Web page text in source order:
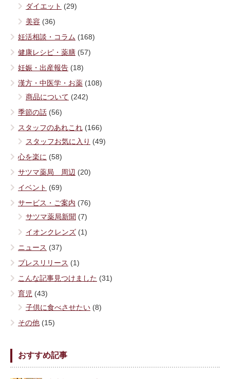
ダイエット (29)
美容 (36)
妊活相談・コラム (168)
健康レシピ・薬膳 (57)
妊娠・出産報告 (18)
漢方・中医学・お薬 (108)
商品について (242)
季節の話 (56)
スタッフのあれこれ (166)
スタッフお気に入り (49)
心を楽に (58)
サツマ薬局 周辺 (20)
イベント (69)
サービス・ご案内 (76)
サツマ薬局新聞 (7)
イオンクレンズ (1)
ニュース (37)
プレスリリース (1)
こんな記事見つけました (31)
育児 (43)
子供に食べさせたい (8)
その他 (15)
おすすめ記事